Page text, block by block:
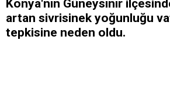
Konya'nın Güneysınır
artan sivrisinek yoğunluğu
tepkisine neden oldu.